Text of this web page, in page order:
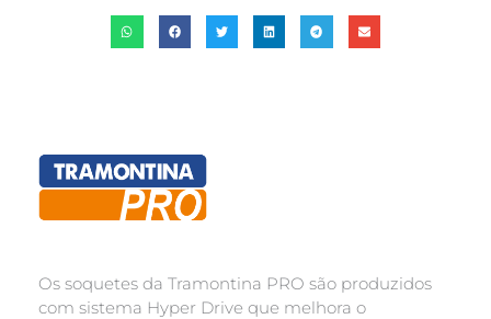
Os soquetes da Tramontina PRO são produzidos
com sistema Hyper Drive que melhora o